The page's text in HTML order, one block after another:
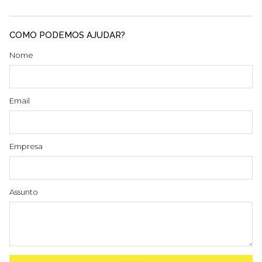
COMO PODEMOS AJUDAR?
Nome
Email
Empresa
Assunto